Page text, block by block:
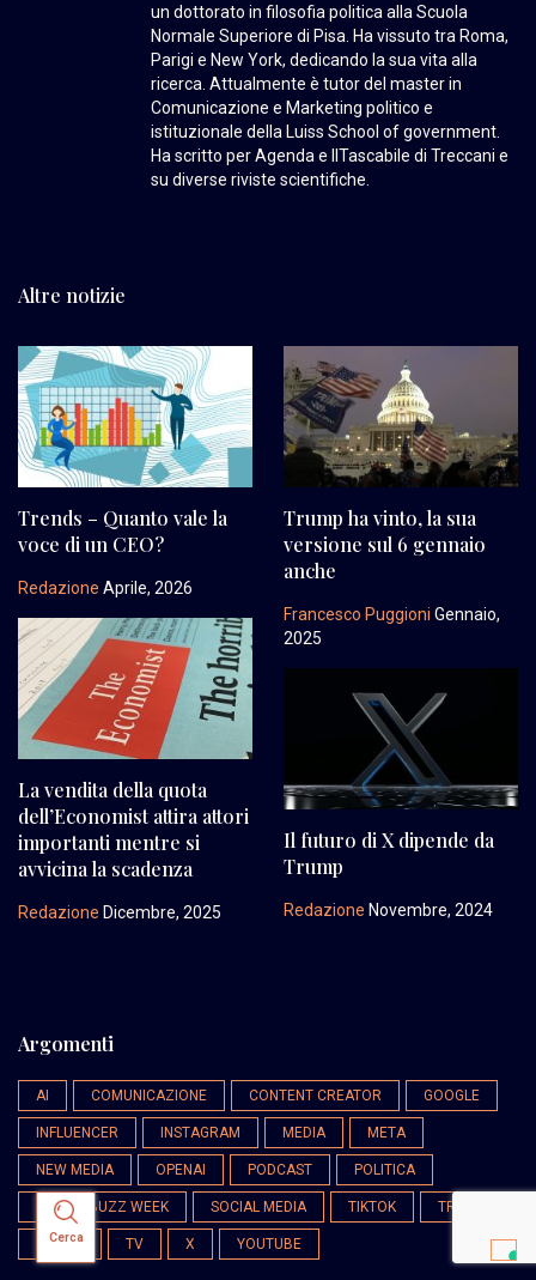
Cerca
un dottorato in filosofia politica alla Scuola
Normale Superiore di Pisa. Ha vissuto tra Roma,
Parigi e New York, dedicando la sua vita alla
ricerca. Attualmente è tutor del master in
Comunicazione e Marketing politico e
istituzionale della Luiss School of government.
Ha scritto per Agenda e IlTascabile di Treccani e
su diverse riviste scientifiche.
Altre notizie
Trends – Quanto vale la
voce di un CEO?
Redazione Aprile, 2026
Trump ha vinto, la sua
versione sul 6 gennaio
anche
Francesco Puggioni Gennaio,
2025
La vendita della quota
dell’Economist attira attori
importanti mentre si
avvicina la scadenza
Redazione Dicembre, 2025
Il futuro di X dipende da
Trump
Redazione Novembre, 2024
Argomenti
AI COMUNICAZIONE CONTENT CREATOR GOOGLE
INFLUENCER INSTAGRAM MEDIA META
NEW MEDIA OPENAI PODCAST POLITICA
SOCIAL BUZZ WEEK SOCIAL MEDIA TIKTOK TREND
TRUMP TV X YOUTUBE